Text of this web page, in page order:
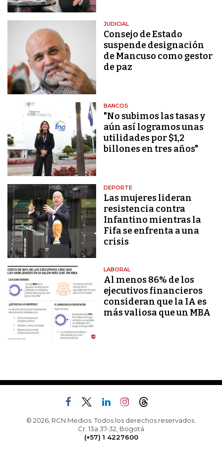
JUDICIAL
Consejo de Estado
suspende designación
de Mancuso como gestor
de paz
BANCOS
"No subimos las tasas y
aún así logramos unas
utilidades por $1,2
billones en tres años"
DEPORTE
Las mujeres lideran
resistencia contra
Infantino mientras la
Fifa se enfrenta a una
crisis
LABORAL
Al menos 86% de los
ejecutivos financieros
consideran que la IA es
más valiosa que un MBA
© 2026, RCN Medios. Todos los derechos reservados.
Cr. 13a 37-32, Bogotá
(+57) 1 4227600